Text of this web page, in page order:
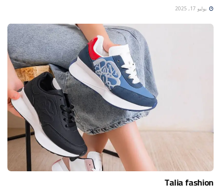
يوليو 17, 2025
Talia fashion